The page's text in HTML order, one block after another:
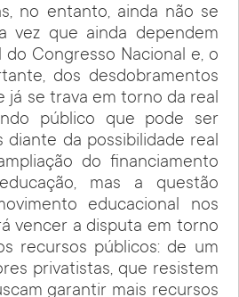
no entanto, ainda não se
vez que ainda dependem
do Congresso Nacional e, o
dos desdobramentos
já se trava em torno da real
público que pode ser
diante da possibilidade real
do financiamento
mas a questão
educacional nos
vencer a disputa em torno
recursos públicos: de um
privatistas, que resistem
garantir mais recursos